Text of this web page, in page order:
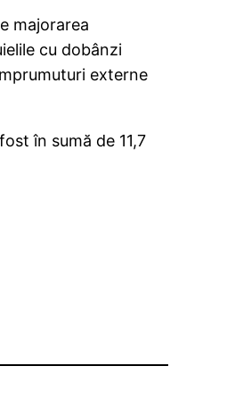
majorarea
cu dobânzi
externe
în sumă de 11,7